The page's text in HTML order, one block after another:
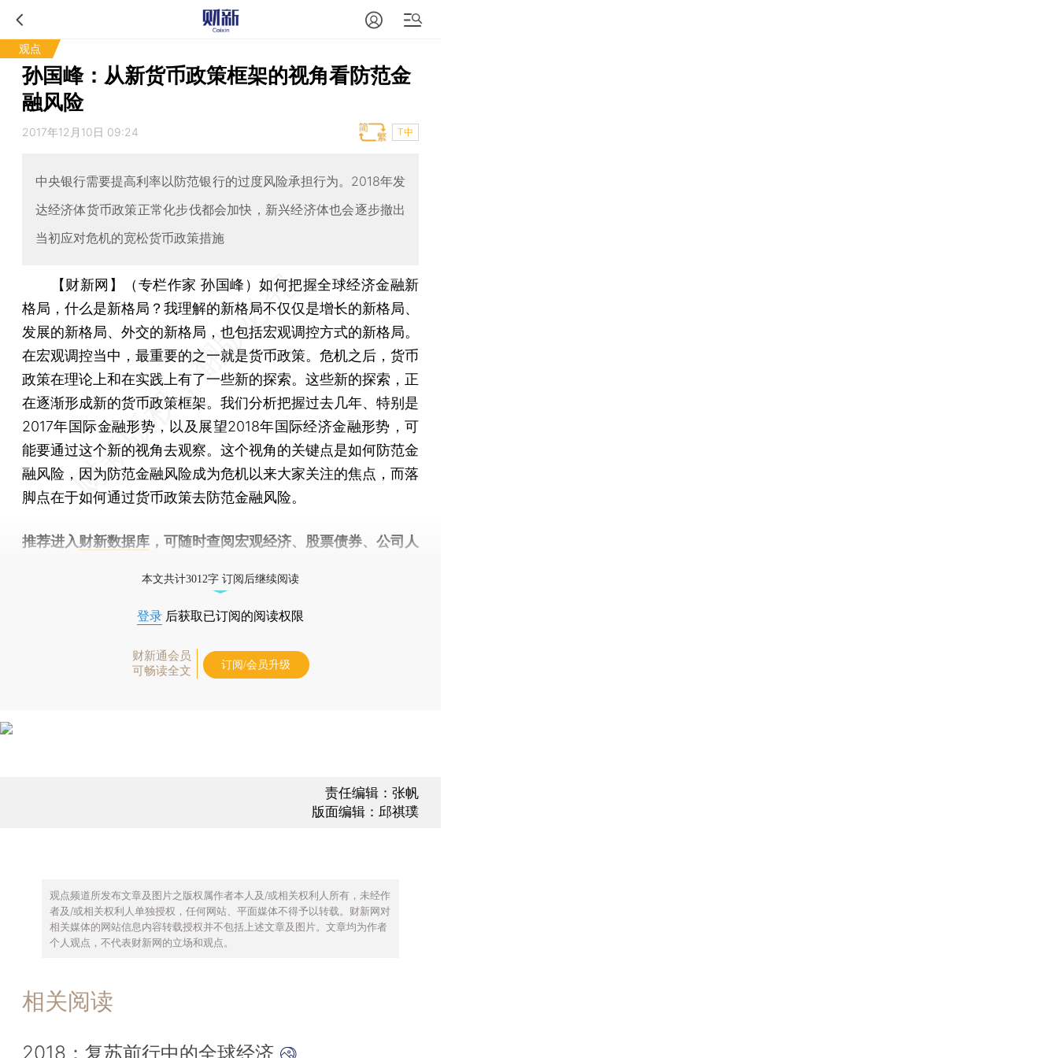
观点
孙国峰：从新货币政策框架的视角看防范金
融风险
2017年12月10日 09:24 T中
中央银行需要提高利率以防范银行的过度风险承担行为。2018年发
达经济体货币政策正常化步伐都会加快，新兴经济体也会逐步撤出
当初应对危机的宽松货币政策措施
【财新网】（专栏作家 孙国峰）如何把握全球经济金融新
格局，什么是新格局？我理解的新格局不仅仅是增长的新格局、
发展的新格局、外交的新格局，也包括宏观调控方式的新格局。
在宏观调控当中，最重要的之一就是货币政策。危机之后，货币
政策在理论上和在实践上有了一些新的探索。这些新的探索，正
在逐渐形成新的货币政策框架。我们分析把握过去几年、特别是
2017年国际金融形势，以及展望2018年国际经济金融形势，可
能要通过这个新的视角去观察。这个视角的关键点是如何防范金
融风险，因为防范金融风险成为危机以来大家关注的焦点，而落
脚点在于如何通过货币政策去防范金融风险。
推荐进入财新数据库 ，可随时查阅宏观经济、股票债券、公司人
本文共计3012字 订阅后继续阅读
登录 后获取已订阅的阅读权限
财新通会员
可畅读全文
订阅/会员升级
责任编辑：张帆
版面编辑：邱祺璞
观点频道所发布文章及图片之版权属作者本人及/或相关权利人所有，未经作
者及/或相关权利人单独授权，任何网站、平面媒体不得予以转载。财新网对
相关媒体的网站信息内容转载授权并不包括上述文章及图片。文章均为作者
个人观点，不代表财新网的立场和观点。
相关阅读
2018：复苏前行中的全球经济